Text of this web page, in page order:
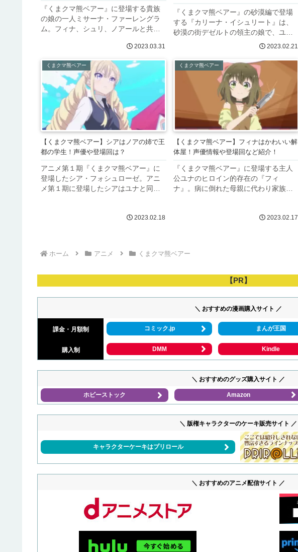
『くまクマ熊ベアー』に登場する貴族
の娘の一人ミサーナ・ファーレングラ
ム。フィナ、シュリ、ノアールと共に
メ第1期では王都編で少し登場しただけ
となりました。今回はアニメ第2期に向
けてミサーナの初登場回や今後の登...
2023.03.31
『くまクマ熊ベアー』の砂漠編で登場
する『カリーナ・イシュリート』は、
砂漠の街デゼルトの領主の娘で、ユナ
に助けられた登場人物の一人です。学
ニメでの登場は期待できませんが、今
回はユナがくまゆるとくまきゅうをの
2023.02.21
くまクマ熊ベアー
【くまクマ熊ベアー】シアはノアの姉で王
都の学生！声優や登場回は？
アニメ第１期『くまクマ熊ベアー』に
登場したシア・フォシュローゼ。アニ
メ第１期に登場したシアはユナと同じ
訪れた際にほんの少し登場したほとん
2023.02.18
くまクマ熊ベアー
【くまクマ熊ベアー】フィナはかわいい解
体屋！声優情報や登場回など紹介！
『くまクマ熊ベアー』に登場する主人
公ユナのヒロイン的存在の『フィ
ナ』。病に倒れた母親に代わり家族の
何よりも優先すべき大切な存在です。
2023.02.17
ホーム アニメ くまクマ熊ベアー
【PR】
＼ おすすめの漫画購入サイト ／
課金・月額制 コミック.jp まんが王国
購入制 DMM Kindle
＼ おすすめのグッズ購入サイト ／
ホビーストック Amazon
＼ 版権キャラクターのケーキ販売サイト ／
キャラクターケーキはプリロール
＼ おすすめのアニメ配信サイト ／